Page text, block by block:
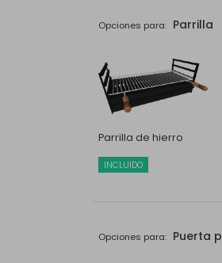
Opciones para: Parrilla
Parrilla de hierro
INCLUIDO
Opciones para: Puerta